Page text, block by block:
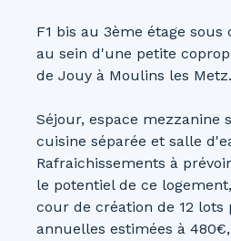
F1 bis au 3ème étage sous
au sein d'une petite
de Jouy à Moulins les Metz.
Séjour, espace mezzanine
cuisine séparée et salle
Rafraichissements à
le potentiel de ce
cour de création de 12 lots
annuelles estimées à